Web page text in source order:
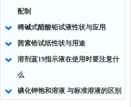
配制
稀碱式醋酸铅试液性状与应用
茜素锆试纸性状与用途
溶剂蓝19指示液在使用时要注意什
么
碘化钾饱和溶液 与标准溶液的区别